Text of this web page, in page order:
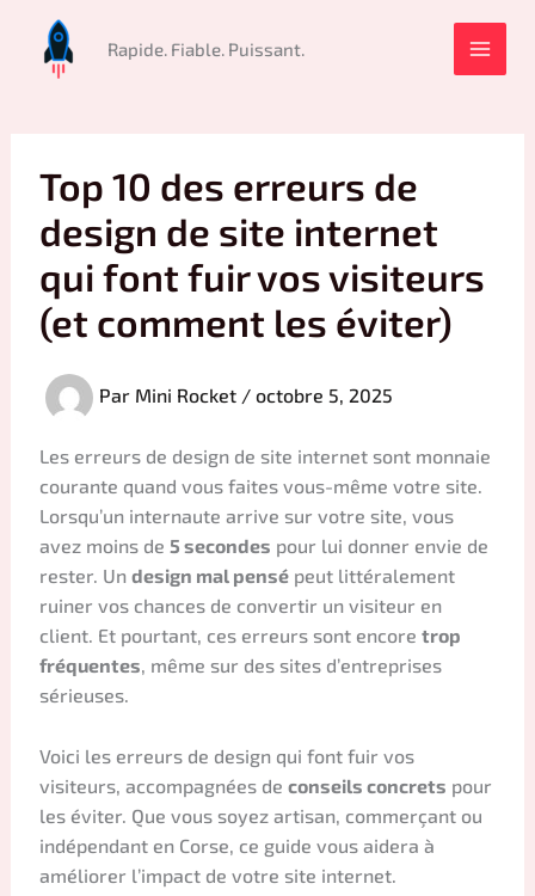
contenu
Rapide. Fiable. Puissant.
Top 10 des erreurs de
design de site internet
qui font fuir vos visiteurs
(et comment les éviter)
Par Mini Rocket / octobre 5, 2025
Les erreurs de design de site internet sont monnaie
courante quand vous faites vous-même votre site.
Lorsqu’un internaute arrive sur votre site, vous
avez moins de 5 secondes pour lui donner envie de
rester. Un design mal pensépeut littéralement
ruiner vos chances de convertir un visiteur en
client. Et pourtant, ces erreurs sont encore trop
fréquentes, même sur des sites d’entreprises
sérieuses.
Voici les erreurs de design qui font fuir vos
visiteurs, accompagnées de conseils concrets pour
les éviter. Que vous soyez artisan, commerçant ou
indépendant en Corse, ce guide vous aidera à
améliorer l’impact de votre site internet.